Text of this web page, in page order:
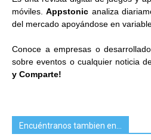
móviles.Appstonic analiza
del mercado apoyándose en
Conoce a empresas o
sobre eventos o cualquier noticia
y Comparte!
Encuéntranos tambien en…